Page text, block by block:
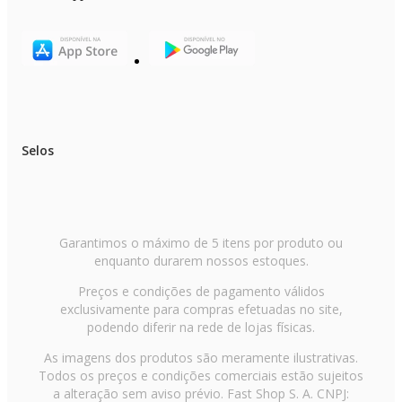
Selos
Garantimos o máximo de 5 itens por produto ou
enquanto durarem nossos estoques.
Preços e condições de pagamento válidos
exclusivamente para compras efetuadas no site,
podendo diferir na rede de lojas físicas.
As imagens dos produtos são meramente ilustrativas.
Todos os preços e condições comerciais estão sujeitos
a alteração sem aviso prévio. Fast Shop S. A. CNPJ: